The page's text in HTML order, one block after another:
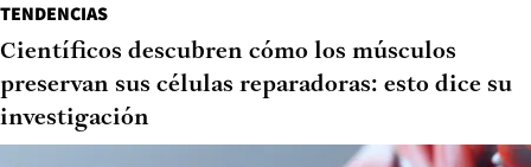
TENDENCIAS
Científicos descubren cómo los músculos
preservan sus células reparadoras: esto dice su
investigación